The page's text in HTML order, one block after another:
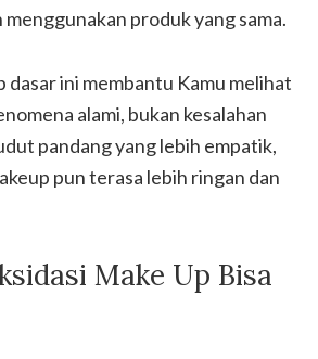
produk yang sama.
dasar ini membantu Kamu melihat
alami, bukan kesalahan
pandang yang lebih empatik,
pun terasa lebih ringan dan
Make Up Bisa